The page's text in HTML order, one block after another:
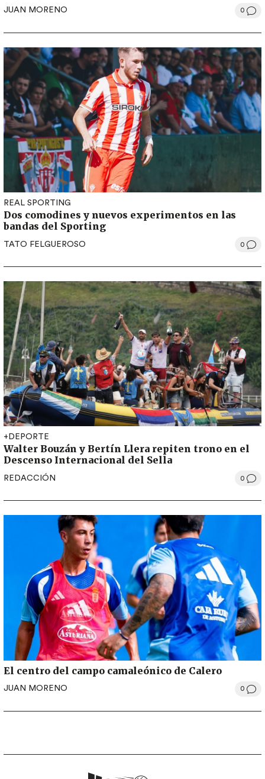
JUAN MORENO 0
REAL SPORTING
Dos comodines y nuevos experimentos en las
bandas del Sporting
TATO FELGUEROSO 0
+DEPORTE
Walter Bouzán y Bertín Llera repiten trono en el
Descenso Internacional del Sella
REDACCIÓN 0
El centro del campo camaleónico de Calero
JUAN MORENO 0